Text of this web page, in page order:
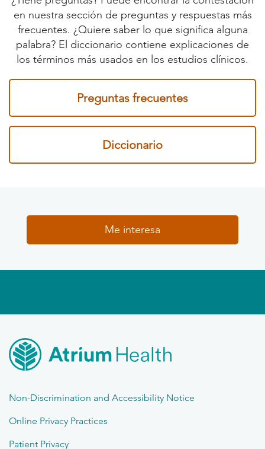
en nuestra sección de preguntas y respuestas más
frecuentes. ¿Quiere saber lo que significa alguna
palabra? El diccionario contiene explicaciones de
los términos más usados en los estudios clínicos.
Preguntas frecuentes
Diccionario
Me interesa
Non-Discrimination and Accessibility Notice
Online Privacy Practices
Patient Privacy